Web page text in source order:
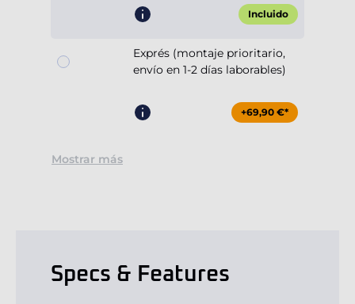
Incluido
Exprés (montaje prioritario,
envío en 1-2 días laborables)
+69,90 €*
Mostrar más
Specs & Features